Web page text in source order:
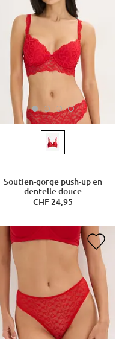
Soutien-gorge push-up en
dentelle douce
CHF 24,95